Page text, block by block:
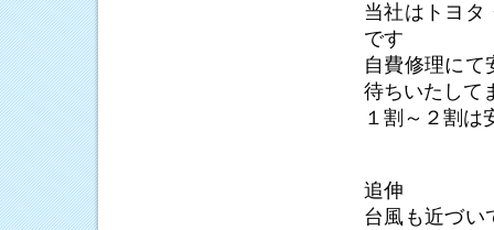
当社はトヨタ
です
自費修理にて
待ちいたして
１割～２割は
追伸
台風も近づい